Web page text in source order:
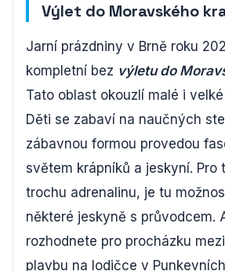
Výlet do Moravského
Jarní prázdniny v Brně roku
kompletní bez výletu do
Tato oblast okouzlí malé i
Děti se zabaví na naučných
zábavnou formou provedou
světem krápníků a jeskyní. Pro
trochu adrenalinu, je tu
některé jeskyně s průvodcem.
rozhodnete pro procházku
plavbu na lodičce v